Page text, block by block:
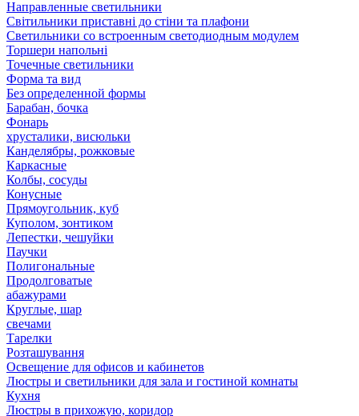
Направленные светильники
Світильники приставні до стіни та плафони
Светильники со встроенным светодиодным модулем
Торшери напольні
Точечные светильники
Форма та вид
Без определенной формы
Барабан, бочка
Фонарь
хрусталики, висюльки
Канделябры, рожковые
Каркасные
Колбы, сосуды
Конусные
Прямоугольник, куб
Куполом, зонтиком
Лепестки, чешуйки
Паучки
Полигональные
Продолговатые
абажурами
Круглые, шар
свечами
Тарелки
Розташування
Освещение для офисов и кабинетов
Люстры и светильники для зала и гостиной комнаты
Кухня
Люстры в прихожую, коридор